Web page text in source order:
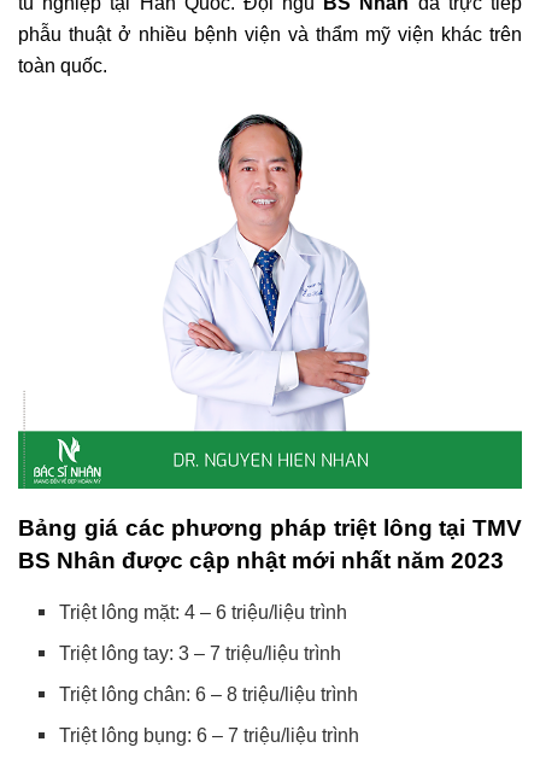
phẫu thuật ở nhiều bệnh viện và thẩm mỹ viện khác trên
toàn quốc.
Bảng giá các phương pháp triệt lông tại TMV
BS Nhân được cập nhật mới nhất năm 2023
Triệt lông mặt: 4 – 6 triệu/liệu trình
Triệt lông tay: 3 – 7 triệu/liệu trình
Triệt lông chân: 6 – 8 triệu/liệu trình
Triệt lông bụng: 6 – 7 triệu/liệu trình